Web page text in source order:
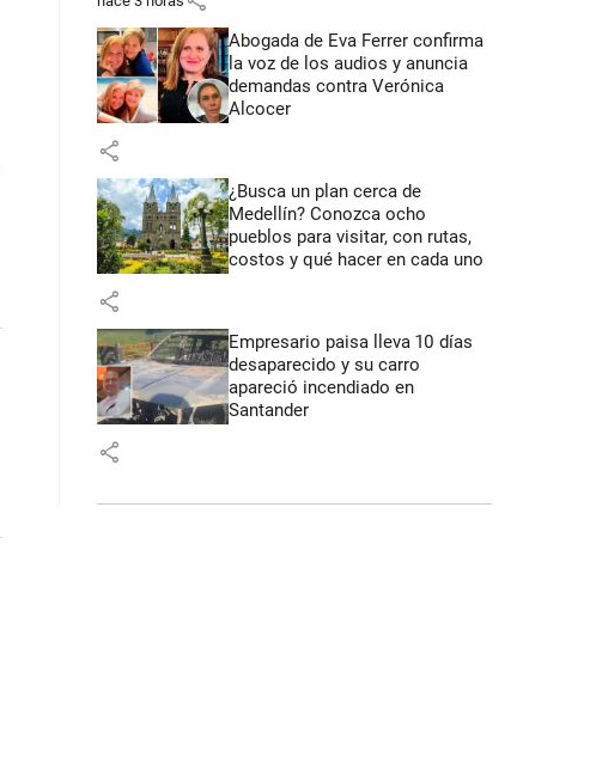
Abogada de Eva Ferrer confirma
la voz de los audios y anuncia
demandas contra Verónica
Alcocer
share
¿Busca un plan cerca de
Medellín? Conozca ocho
pueblos para visitar, con rutas,
costos y qué hacer en cada uno
share
Empresario paisa lleva 10 días
desaparecido y su carro
apareció incendiado en
Santander
share